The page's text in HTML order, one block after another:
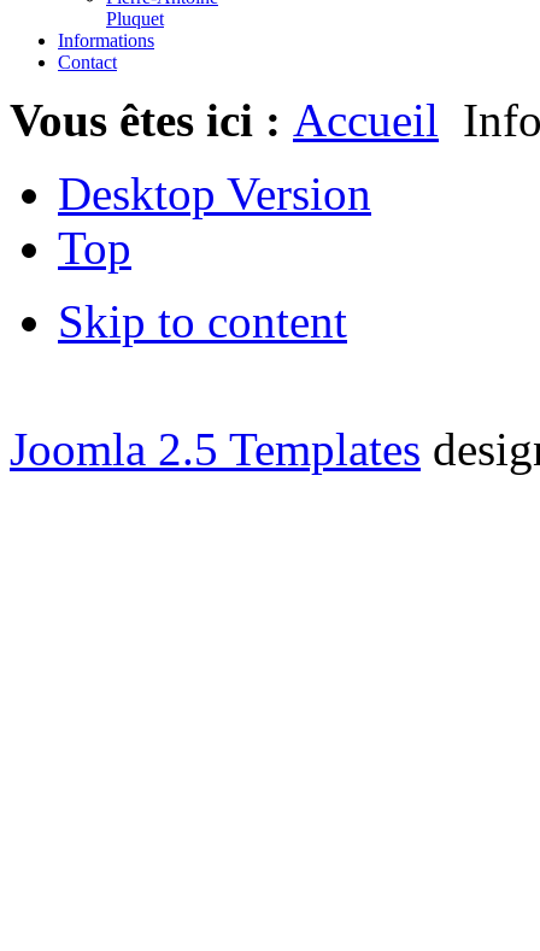
Pluquet
Informations
Contact
Vous êtes ici : Accueil
Desktop Version
Top
Skip to content
Joomla 2.5 Templates